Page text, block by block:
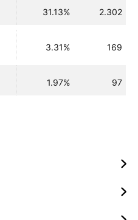
31.13% 2.302
3.31% 169
1.97% 97